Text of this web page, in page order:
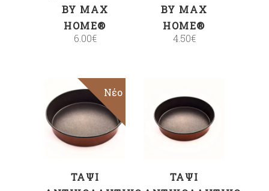
BY MAX
HOME®
6.00€
BY MAX
HOME®
4.50€
Νέο
ΠΡΟΣΘΉΚΗ
ΣΤΟ ΚΑΛΆΘΙ
ΤΑΨΊ
ΠΡΟΣΘΉΚΗ
ΣΤΟ ΚΑΛΆΘΙ
ΤΑΨΊ